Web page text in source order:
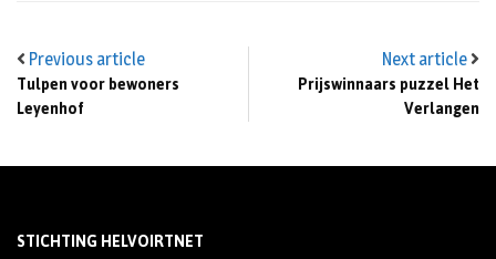
Previous article
Tulpen voor bewoners
Leyenhof
Next article
Prijswinnaars puzzel Het
Verlangen
STICHTING HELVOIRTNET